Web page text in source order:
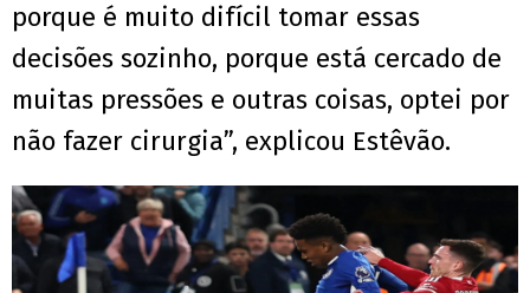
porque é muito difícil tomar essas
decisões sozinho, porque está cercado de
muitas pressões e outras coisas, optei por
não fazer cirurgia”, explicou Estêvão.